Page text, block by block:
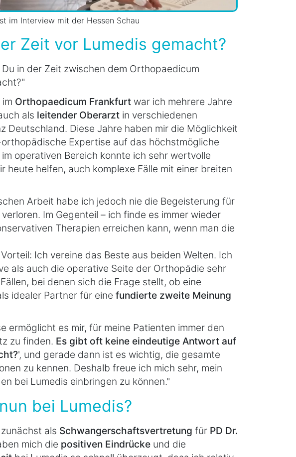
im Interview mit der Hessen Schau
Zeit vor Lumedis gemacht?
Du in der Zeit zwischen dem Orthopaedicum
Orthopaedicum Frankfurt war ich mehrere Jahre
als leitender Oberarzt in verschiedenen
Deutschland. Diese Jahre haben mir die Möglichkeit
Expertise auf das höchstmögliche
operativen Bereich konnte ich sehr wertvolle
heute helfen, auch komplexe Fälle mit einer breiten
Arbeit habe ich jedoch nie die Begeisterung für
Im Gegenteil – ich finde es immer wieder
Therapien erreichen kann, wenn man die
Ich vereine das Beste aus beiden Welten. Ich
als auch die operative Seite der Orthopädie sehr
bei denen sich die Frage stellt, ob eine
idealer Partner für eine fundierte zweite Meinung
ermöglicht es mir, für meine Patienten immer den
zu finden. Es gibt oft keine eindeutige Antwort auf
', und gerade dann ist es wichtig, die gesamte
zu kennen. Deshalb freue ich mich sehr, mein
bei Lumedis einbringen zu können."
bei Lumedis?
als Schwangerschaftsvertretung für PD Dr.
mich die positiven Eindrücke und die